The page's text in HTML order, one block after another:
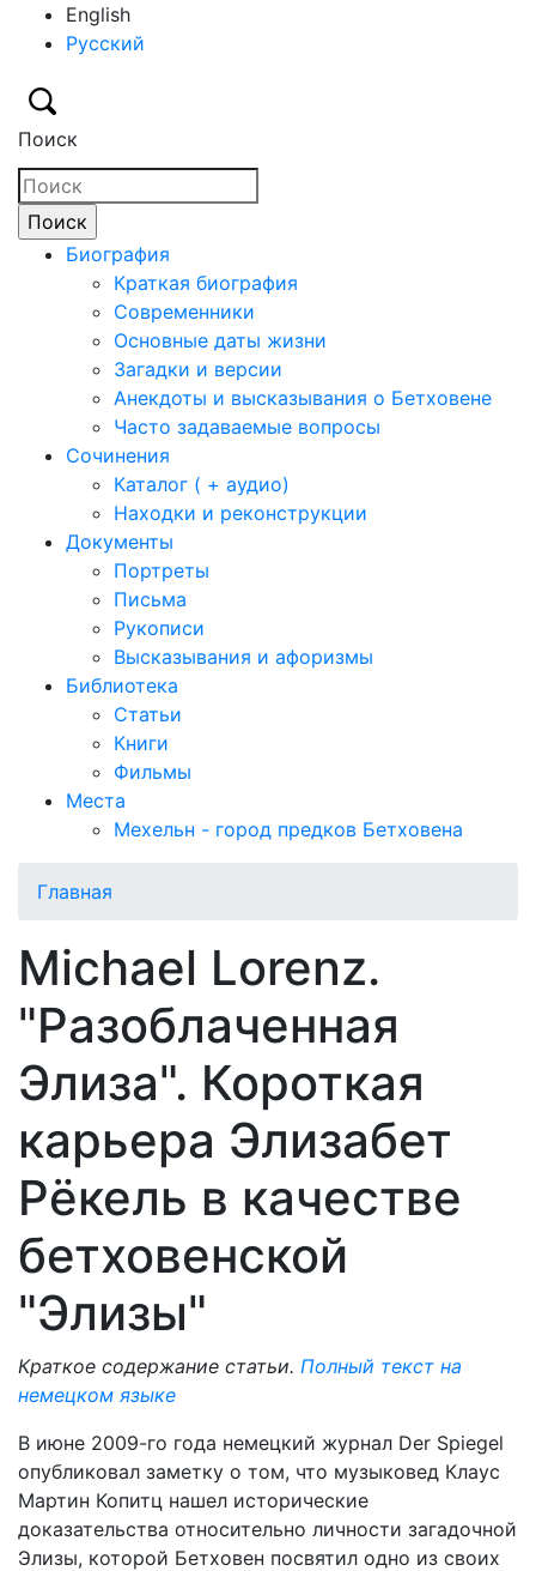
English
Русский
Поиск
Биография
Краткая биография
Современники
Основные даты жизни
Загадки и версии
Анекдоты и высказывания о Бетховене
Часто задаваемые вопросы
Сочинения
Каталог ( + аудио)
Находки и реконструкции
Документы
Портреты
Письма
Рукописи
Высказывания и афоризмы
Библиотека
Статьи
Книги
Фильмы
Места
Мехельн - город предков Бетховена
Главная
Michael Lorenz.
"Разоблаченная
Элиза". Короткая
карьера Элизабет
Рёкель в качестве
бетховенской
"Элизы"
Краткое содержание статьи. Полный текст на
немецком языке
В июне 2009-го года немецкий журнал Der Spiegel
опубликовал заметку о том, что музыковед Клаус
Мартин Копитц нашел исторические
доказательства относительно личности загадочной
Элизы, которой Бетховен посвятил одно из своих